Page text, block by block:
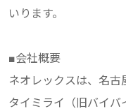
いります。
■会社概要
ネオレックスは、名古
タイミライ（旧バイ